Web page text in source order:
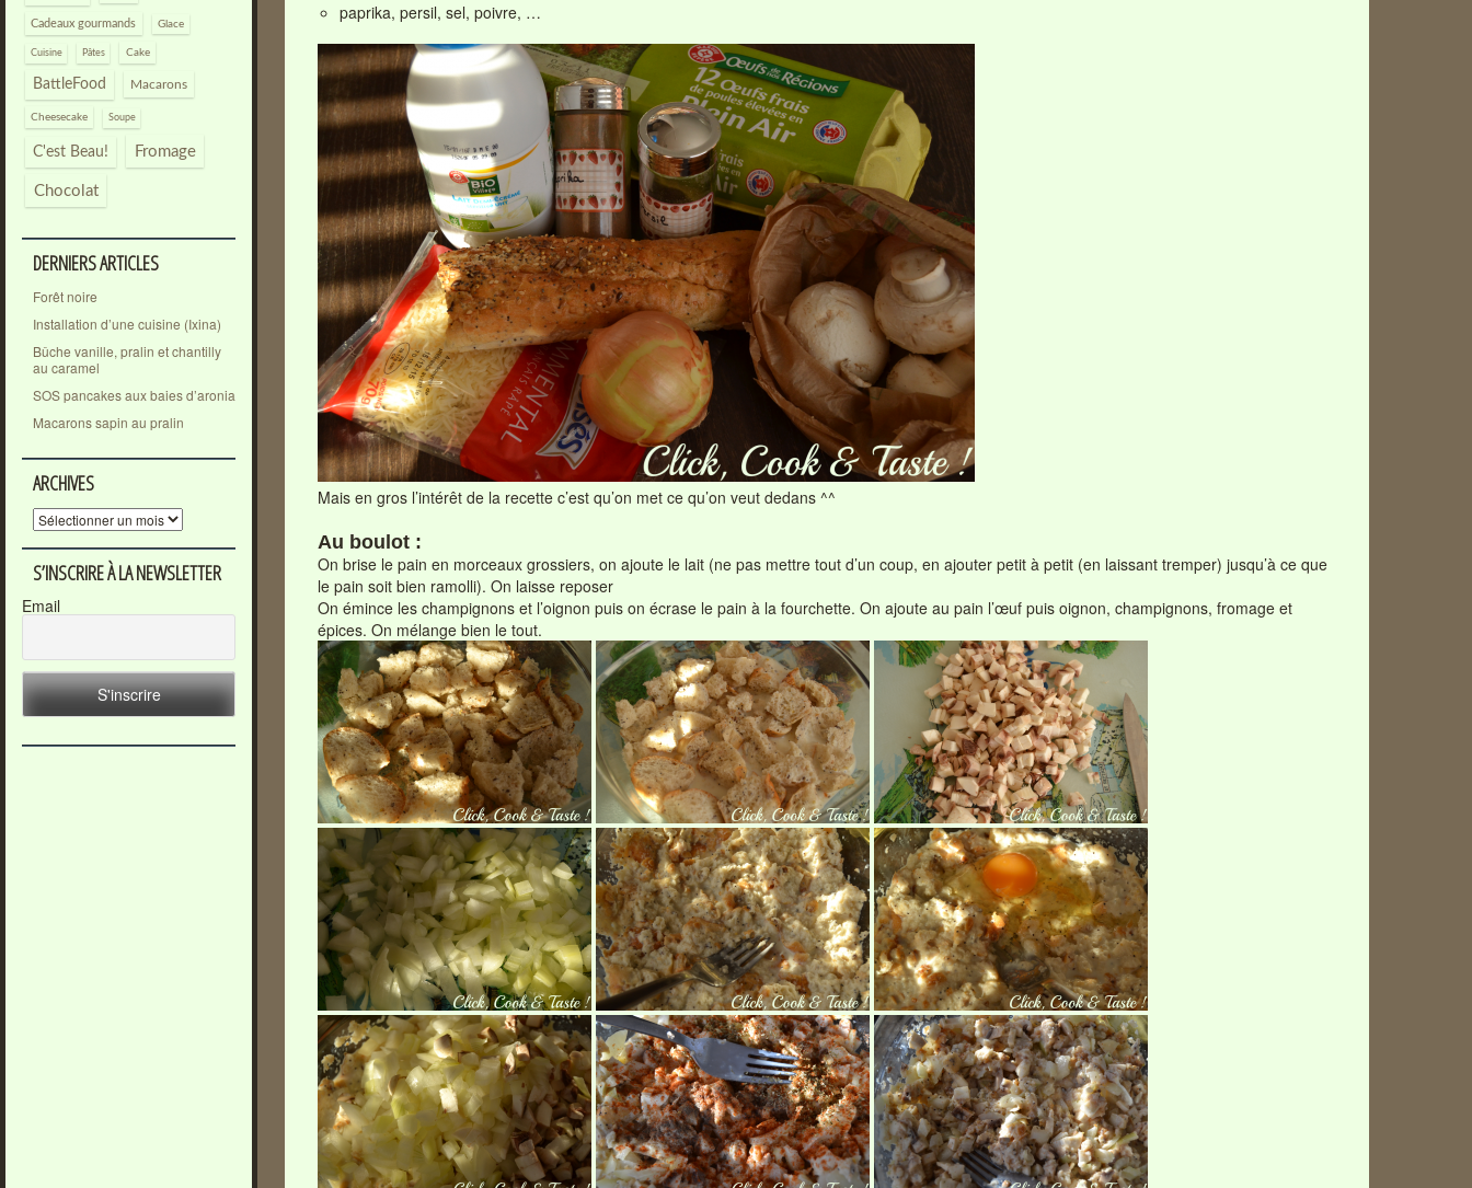
Cadeaux gourmands Glace
Cuisine Pâtes Cake
BattleFood Macarons
Cheesecake Soupe
C'est Beau! Fromage
Chocolat
DERNIERS ARTICLES
Forêt noire
Installation d’une cuisine (Ixina)
Bûche vanille, pralin et chantilly
au caramel
SOS pancakes aux baies d’aronia
Macarons sapin au pralin
ARCHIVES
Archives
S’INSCRIRE À LA NEWSLETTER
Email
paprika, persil, sel, poivre, …
Mais en gros l’intérêt de la recette c’est qu’on met ce qu’on veut dedans ^^
Au boulot :
On brise le pain en morceaux grossiers, on ajoute le lait (ne pas mettre tout d’un coup, en ajouter petit à petit (en laissant tremper) jusqu’à ce que
le pain soit bien ramolli). On laisse reposer
On émince les champignons et l’oignon puis on écrase le pain à la fourchette. On ajoute au pain l’œuf puis oignon, champignons, fromage et
épices. On mélange bien le tout.